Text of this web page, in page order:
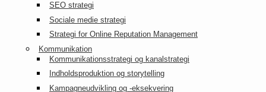
SEO strategi
Sociale medie strategi
Strategi for Online Reputation Management
Kommunikation
Kommunikationsstrategi og kanalstrategi
Indholdsproduktion og storytelling
Kampagneudvikling og -eksekvering